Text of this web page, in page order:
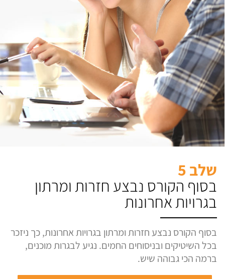
שלב 5
בסוף הקורס נבצע חזרות ומרתון
בגרויות אחרונות
בסוף הקורס נבצע חזרות ומרתון בגרויות אחרונות, כך ניזכר
בכל השיטיקים ובניסוחים החמים. נגיע לבגרות מוכנים,
ברמה הכי גבוהה שיש.